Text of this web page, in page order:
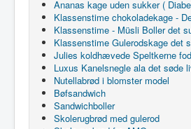
Ananas kage uden sukker (
Klassenstime chokoladekage -
Klassenstime - Müsli Boller det
Klassenstime Gulerodskage det
Julies koldhævede Speltkerne
Luxus Kanelsnegle ala det søde
Nutellabrød i blomster model
Bøfsandwich
Sandwichboller
Skolerugbrød med gulerod